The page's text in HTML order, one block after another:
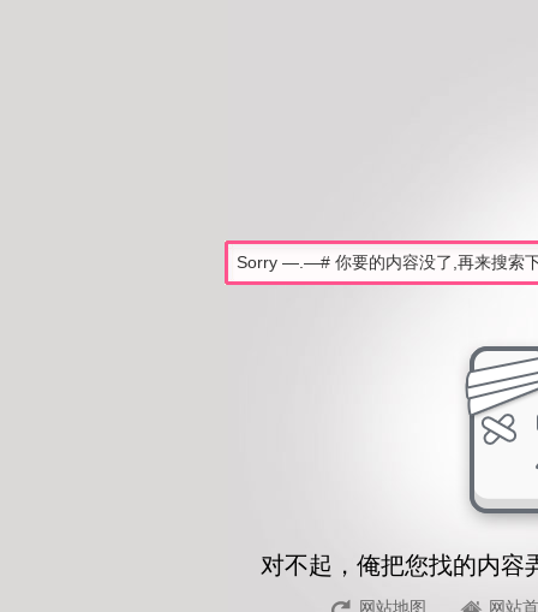
对不起，俺把您找的内容
网站地图 网站